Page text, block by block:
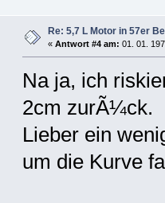
Re: 5,7 L Motor in 57er
« Antwort #4 am: 01. 01.
Na ja, ich
2cm zurÃ¼ck.
Lieber ein
um die Kurve